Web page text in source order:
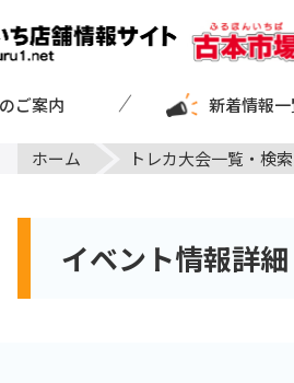
ご案内 新着情報
ホーム トレカ大会一覧・検索
イベント情報詳細